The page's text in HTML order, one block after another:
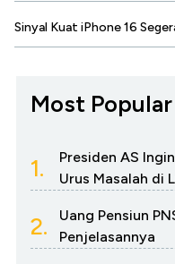
Sinyal Kuat iPhone 16
Most Popular
1.
Presiden AS
Urus Masalah di
2.
Uang Pensiun
Penjelasannya